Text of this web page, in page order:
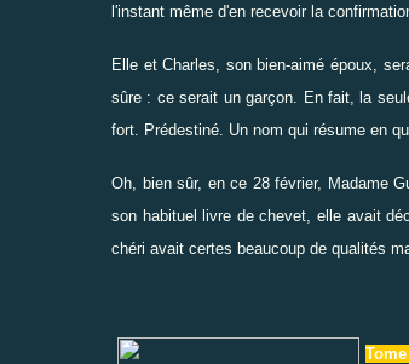
l'instant même d'en recevoir la
Elle et Charles, son bien-aimé époux,
sûre : ce serait un garçon. En fait, la
fort. Prédestiné. Un nom qui résume en
Oh, bien sûr, en ce 28 février, Madame
son habituel livre de chevet, elle avait
chéri avait certes beaucoup de qualités